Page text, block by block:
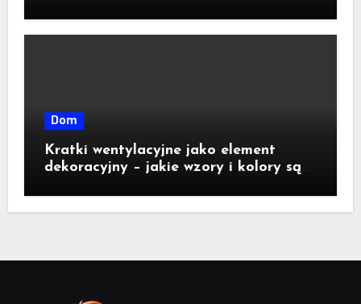
Dom
Kratki wentylacyjne jako element
dekoracyjny – jakie wzory i kolory są